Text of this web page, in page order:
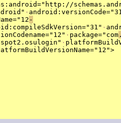
·
-
·
· package="com
·